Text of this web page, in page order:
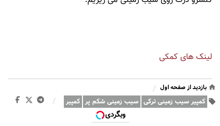
لینک های کمکی
بازدید از صفحه اول /
کمپیر سیب زمینی ترکی سیب زمینی شکم پر کمپیر /
وبگردی